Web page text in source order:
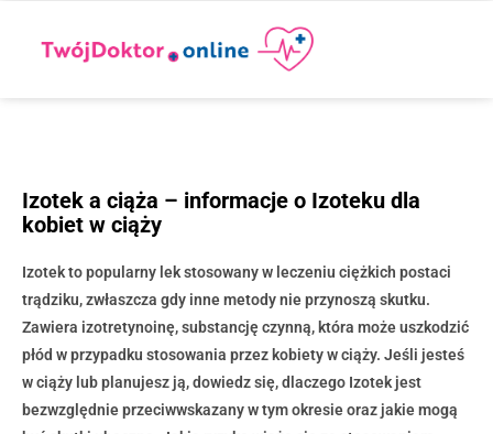
Izotek a ciąża – informacje o Izoteku dla
kobiet w ciąży
Izotek to popularny lek stosowany w leczeniu ciężkich postaci
trądziku, zwłaszcza gdy inne metody nie przynoszą skutku.
Zawiera izotretynoinę, substancję czynną, która może uszkodzić
płód w przypadku stosowania przez kobiety w ciąży. Jeśli jesteś
w ciąży lub planujesz ją, dowiedz się, dlaczego Izotek jest
bezwzględnie przeciwwskazany w tym okresie oraz jakie mogą